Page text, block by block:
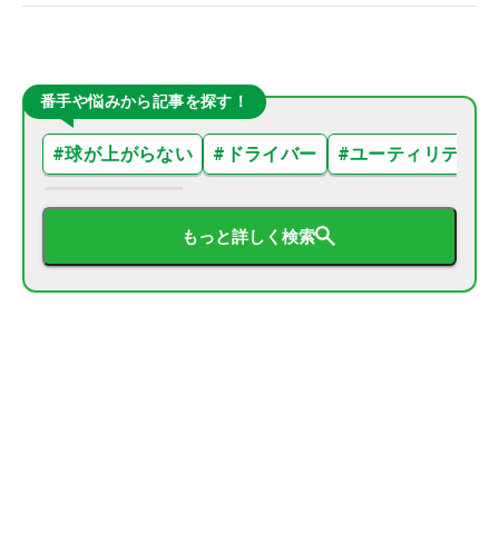
番手や悩みから記事を探す！
#球が上がらない # ドライバー #ユーティリティ
もっと詳しく検索